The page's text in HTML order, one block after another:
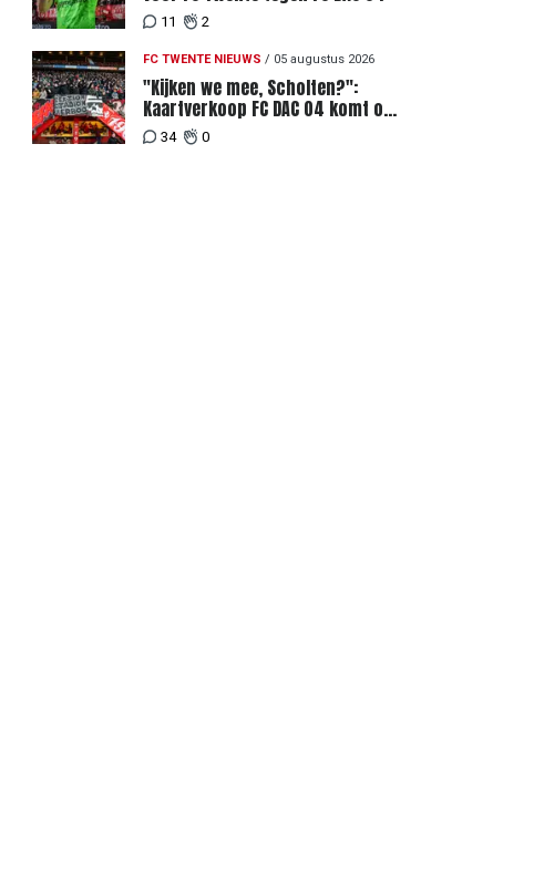
11 2
FC TWENTE NIEUWS / 05 augustus 2026
"Kijken we mee, Scholten?":
Kaartverkoop FC DAC 04 komt op
gang, supporters niet blij met
ticketprijzen
34 0